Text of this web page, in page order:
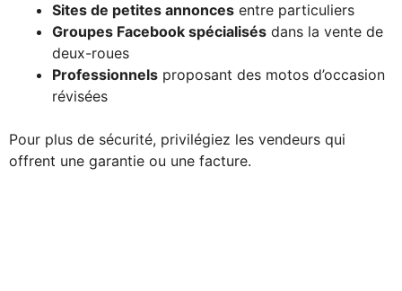
Sites de petites annonces entre particuliers
Groupes Facebook spécialisés dans la vente de
deux-roues
Professionnels proposant des motos d’occasion
révisées
Pour plus de sécurité, privilégiez les vendeurs qui
offrent une garantie ou une facture.